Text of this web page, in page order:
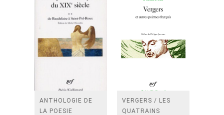
ANTHOLOGIE DE
LA POESIE
VERGERS / LES
QUATRAINS